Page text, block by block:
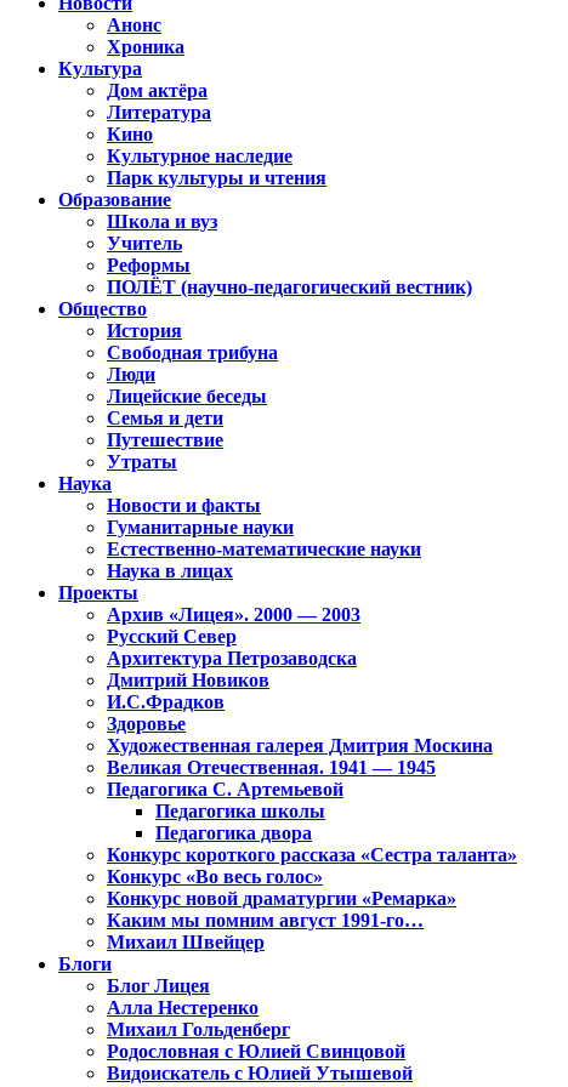
Анонс
Хроника
Культура
Дом актёра
Литература
Кино
Культурное наследие
Парк культуры и чтения
Образование
Школа и вуз
Учитель
Реформы
ПОЛЁТ (научно-педагогический вестник)
Общество
История
Свободная трибуна
Люди
Лицейские беседы
Семья и дети
Путешествие
Утраты
Наука
Новости и факты
Гуманитарные науки
Естественно-математические науки
Наука в лицах
Проекты
Архив «Лицея». 2000 — 2003
Русский Север
Архитектура Петрозаводска
Дмитрий Новиков
И.С.Фрадков
Здоровье
Художественная галерея Дмитрия Москина
Великая Отечественная. 1941 — 1945
Педагогика С. Артемьевой
Педагогика школы
Педагогика двора
Конкурс короткого рассказа «Сестра таланта»
Конкурс «Во весь голос»
Конкурс новой драматургии «Ремарка»
Каким мы помним август 1991-го…
Михаил Швейцер
Блоги
Блог Лицея
Алла Нестеренко
Михаил Гольденберг
Родословная с Юлией Свинцовой
Видоискатель с Юлией Утышевой